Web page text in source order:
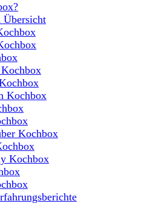
Übersicht
Kochbox
Kochbox
Kochbox